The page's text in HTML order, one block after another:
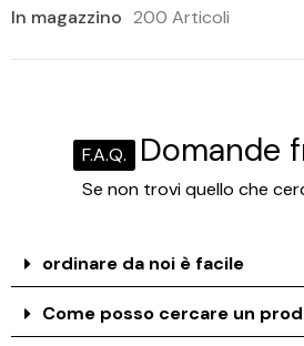
In magazzino 200 Articoli
F.A.Q. Domande
Se non trovi quello che
ordinare da noi è facile
Come posso cercare un